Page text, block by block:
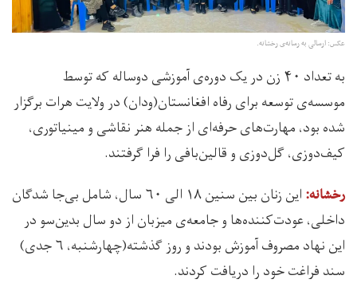
عکس: ارسالی به رسانه‌ی رخشانه.
به تعداد ۴۰ زن در یک دوره‌ی آموزشی دو‌ساله که توسط
موسسه‌ی توسعه برای رفاه افغانستان(ودان) در ولایت هرات برگزار
شده بود، مهارت‌های حرفه‌ای از جمله هنر نقاشی و مینیاتوری،
کیف‌دوزی، گل‌دوزی و قالین‌بافی را فرا گرفتند.
رخشانه:
این زنان بین سنین ۱۸ الی ۶۰ سال، شامل بی‌جا شدگان
داخلی، عودت‌کننده‌ها و جامعه‌ی میزبان از دو سال بدین‌سو در
این نهاد مصروف آموزش بودند و روز گذشته(چهارشنبه، ۶ جدی)
سند فراغت خود را دریافت کردند.